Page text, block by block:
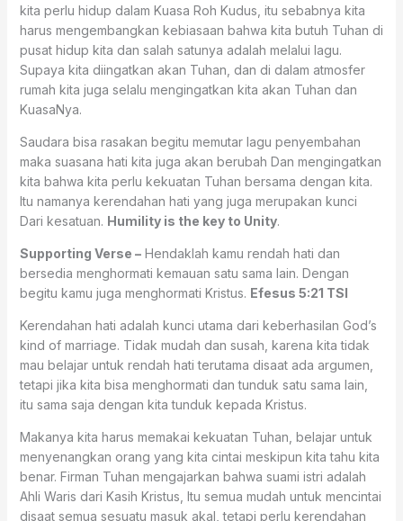
kita perlu hidup dalam Kuasa Roh Kudus, itu sebabnya kita
harus mengembangkan kebiasaan bahwa kita butuh Tuhan di
pusat hidup kita dan salah satunya adalah melalui lagu.
Supaya kita diingatkan akan Tuhan, dan di dalam atmosfer
rumah kita juga selalu mengingatkan kita akan Tuhan dan
KuasaNya.
Saudara bisa rasakan begitu memutar lagu penyembahan
maka suasana hati kita juga akan berubah Dan mengingatkan
kita bahwa kita perlu kekuatan Tuhan bersama dengan kita.
Itu namanya kerendahan hati yang juga merupakan kunci
Dari kesatuan. Humility is the key to Unity.
Supporting Verse –Hendaklah kamu rendah hati dan
bersedia menghormati kemauan satu sama lain. Dengan
begitu kamu juga menghormati Kristus. Efesus 5:21 TSI
Kerendahan hati adalah kunci utama dari keberhasilan God’s
kind of marriage. Tidak mudah dan susah, karena kita tidak
mau belajar untuk rendah hati terutama disaat ada argumen,
tetapi jika kita bisa menghormati dan tunduk satu sama lain,
itu sama saja dengan kita tunduk kepada Kristus.
Makanya kita harus memakai kekuatan Tuhan, belajar untuk
menyenangkan orang yang kita cintai meskipun kita tahu kita
benar. Firman Tuhan mengajarkan bahwa suami istri adalah
Ahli Waris dari Kasih Kristus, Itu semua mudah untuk mencintai
disaat semua sesuatu masuk akal, tetapi perlu kerendahan